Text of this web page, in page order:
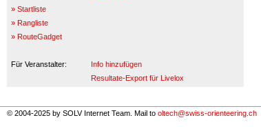
» Startliste
» Rangliste
» RouteGadget
Für Veranstalter:
Info hinzufügen
Resultate-Export für Livelox
© 2004-2025 by SOLV Internet Team. Mail to oltech@swiss-orienteering.ch